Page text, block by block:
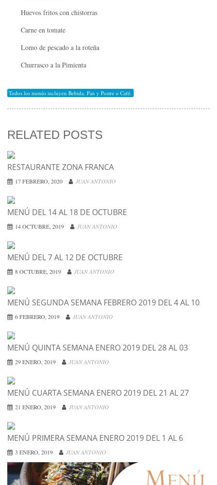
Huevos fritos con chistorras
Carne en tomate
Lomo de pescado a la roteña
Churrasco a la Pimienta
Todos los menús incluyen Bebida, Pan y Postre o Café.
RELATED POSTS
RESTAURANTE ZONA FRANCA
17 FEBRERO, 2020 JUAN ANTONIO
MENÚ DEL 14 AL 18 DE OCTUBRE
14 OCTUBRE, 2019 JUAN ANTONIO
MENÚ DEL 7 AL 12 DE OCTUBRE
8 OCTUBRE, 2019 JUAN ANTONIO
MENÚ SEGUNDA SEMANA FEBRERO 2019 DEL 4 AL 10
6 FEBRERO, 2019 JUAN ANTONIO
MENÚ QUINTA SEMANA ENERO 2019 DEL 28 AL 03
29 ENERO, 2019 JUAN ANTONIO
MENÚ CUARTA SEMANA ENERO 2019 DEL 21 AL 27
21 ENERO, 2019 JUAN ANTONIO
MENÚ PRIMERA SEMANA ENERO 2019 DEL 1 AL 6
3 ENERO, 2019 JUAN ANTONIO